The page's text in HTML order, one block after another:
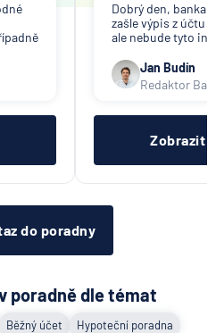
Dobrý den, banka
zašle výpis z účtu
ale nebude tyto
společnosti).
přeposlání emailu
jiným osobám či
Jan Budín
Redaktor
Zobrazit
do poradny
poradně dle témat
Běžný účet
Hypoteční poradna